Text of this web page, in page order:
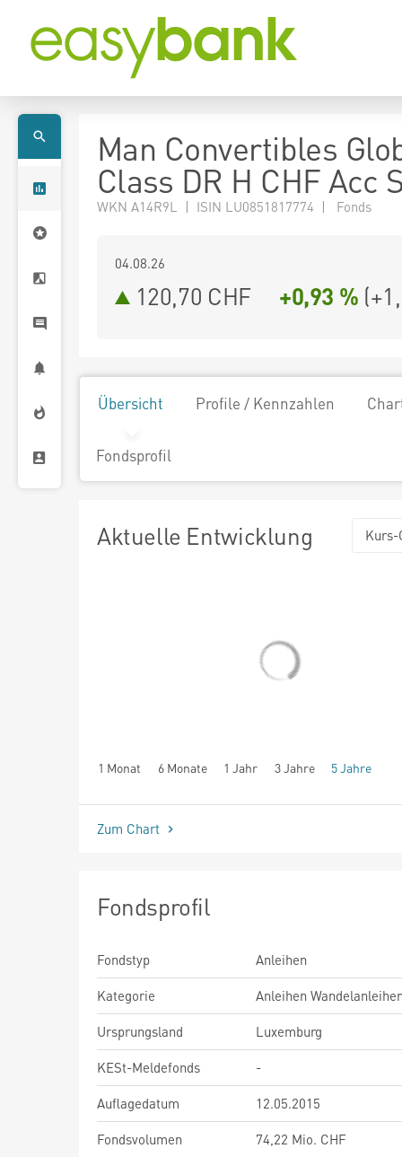
Man Convertibles
Class DR H CHF Acc
WKN A14R9L | ISIN LU0851817774 | Fonds
04.08.26
120,70 CHF +0,93 % (
Übersicht Profile / Kennzahlen
Fondsprofil
Aktuelle Entwicklung Kurs-
1 Monat 6 Monate 1 Jahr 3 Jahre 5 Jahre
seit Beginn
Zum Chart
Fondsprofil
Fondstyp
Anleihen
Kategorie
Anleihen
Ursprungsland
Luxemburg
KESt-Meldefonds
-
Auflagedatum
12.05.2015
Fondsvolumen
74,22 Mio. CHF